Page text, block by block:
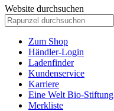
Website durchsuchen
Zum Shop
Händler-Login
Ladenfinder
Kundenservice
Karriere
Eine Welt Bio-Stiftung
Merkliste